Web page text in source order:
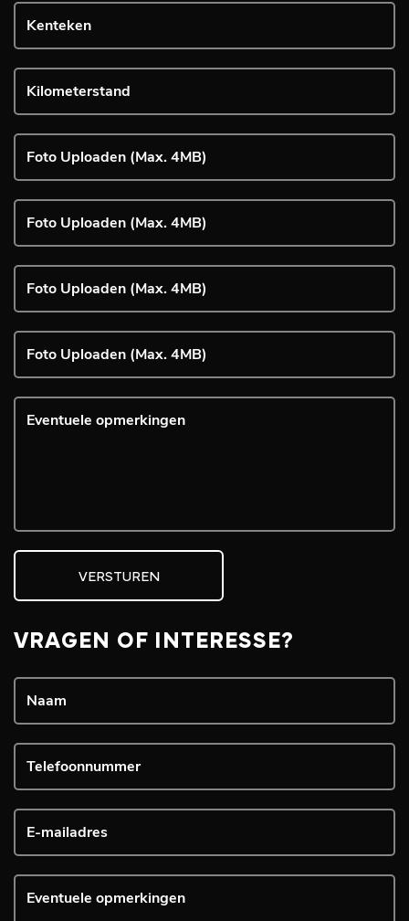
Foto Uploaden (Max. 4MB)
Foto Uploaden (Max. 4MB)
Foto Uploaden (Max. 4MB)
Foto Uploaden (Max. 4MB)
VERSTUREN
VRAGEN OF INTERESSE?